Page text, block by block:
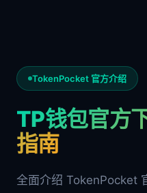
TokenPocket 官方介绍
TP钱包官方
指南
全面介绍 TokenPocket